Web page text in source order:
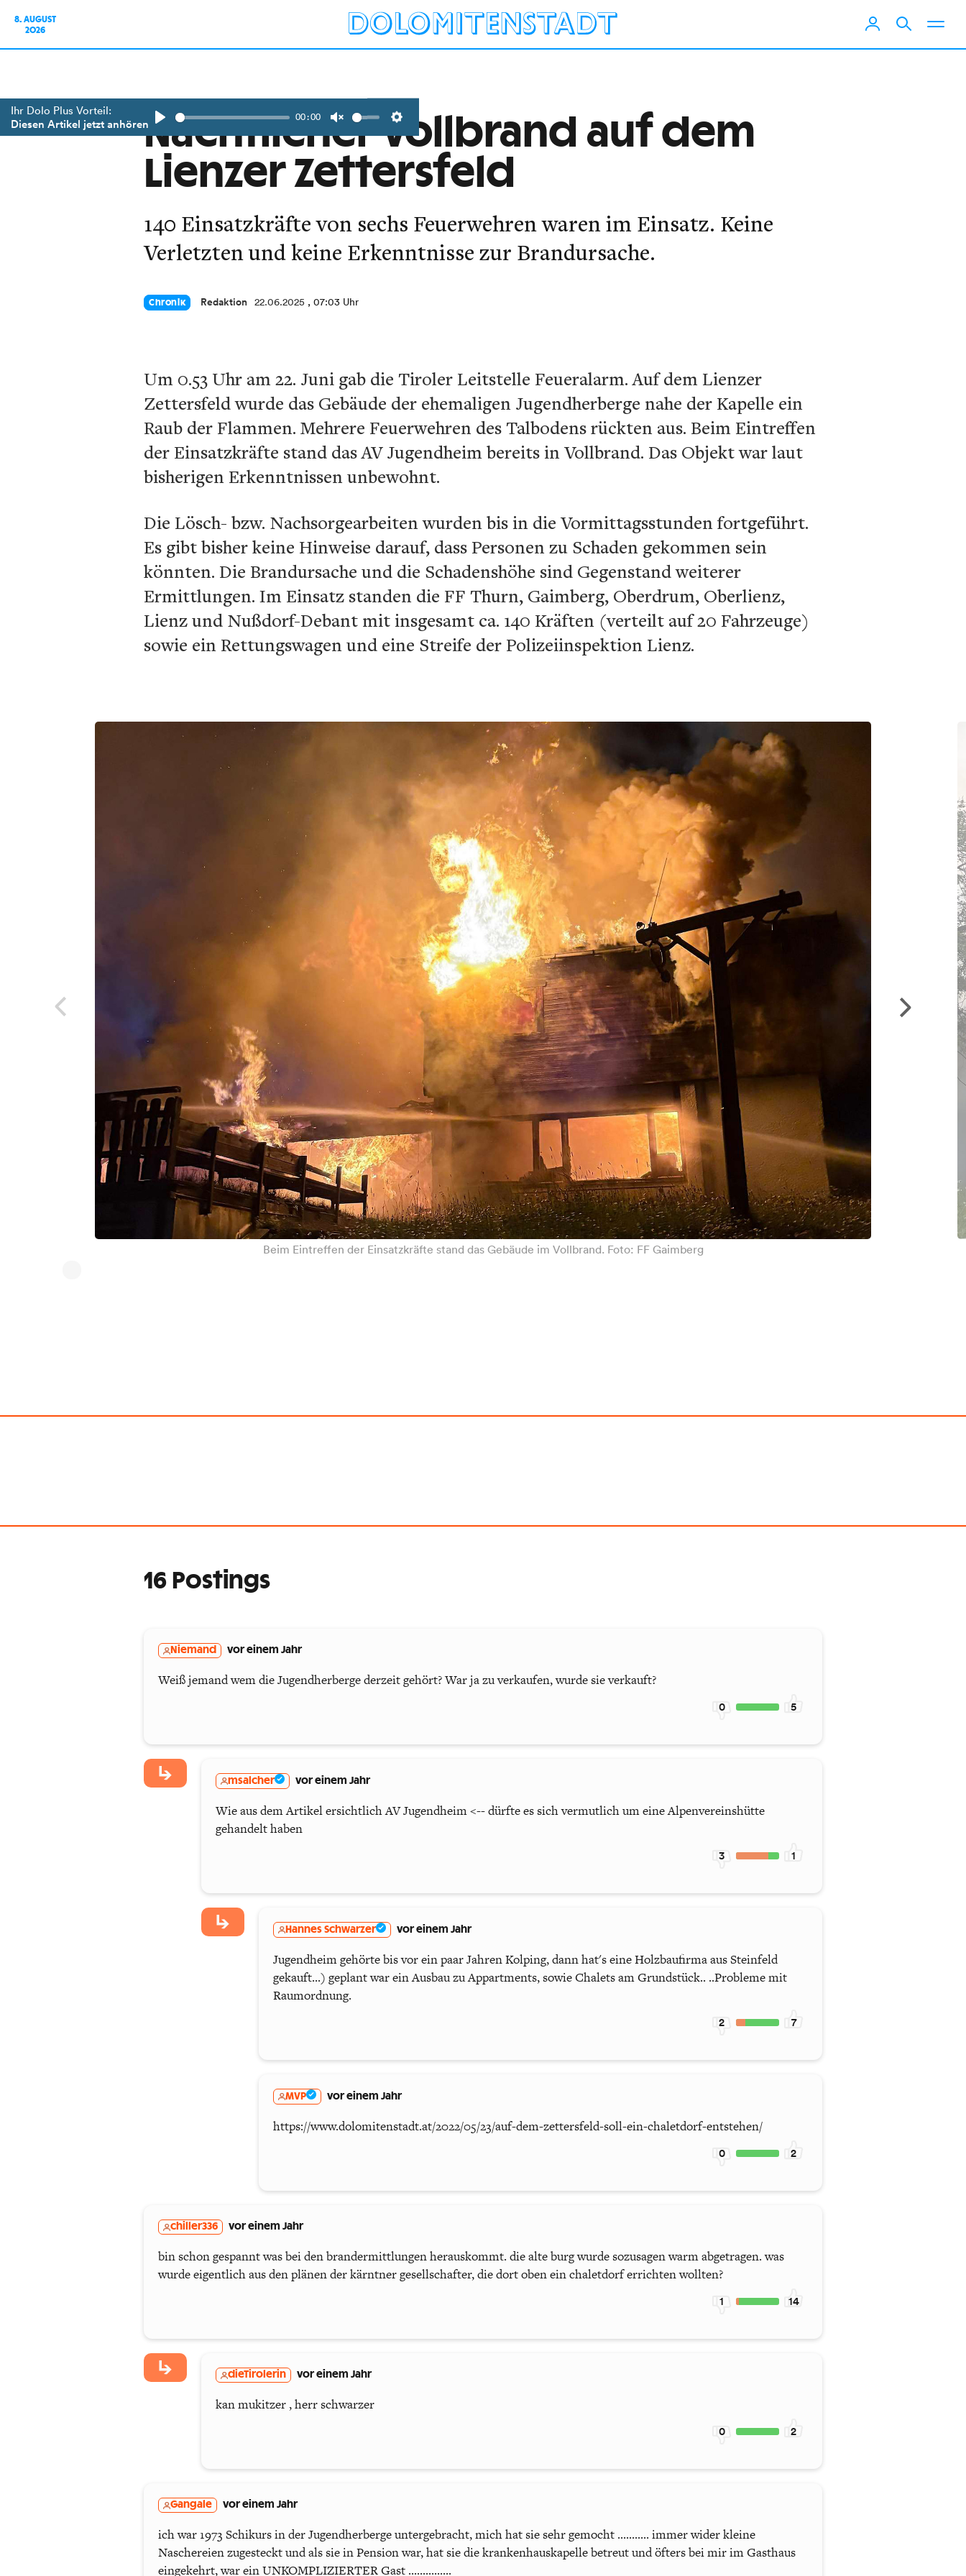
8. AUGUST
2026
Ihr Dolo Plus Vorteil:
Diesen Artikel jetzt anhören 00:00
Settings
Nächtlicher Vollbrand auf dem
Lienzer Zettersfeld
140 Einsatzkräfte von sechs Feuerwehren waren im Einsatz. Keine
Verletzten und keine Erkenntnisse zur Brandursache.
Chronik Redaktion 22.06.2025 , 07:03 Uhr
Um 0.53 Uhr am 22. Juni gab die Tiroler Leitstelle Feueralarm. Auf dem Lienzer
Zettersfeld wurde das Gebäude der ehemaligen Jugendherberge nahe der Kapelle ein
Raub der Flammen. Mehrere Feuerwehren des Talbodens rückten aus. Beim Eintreffen
der Einsatzkräfte stand das AV Jugendheim bereits in Vollbrand. Das Objekt war laut
bisherigen Erkenntnissen unbewohnt.
Die Lösch- bzw. Nachsorgearbeiten wurden bis in die Vormittagsstunden fortgeführt.
Es gibt bisher keine Hinweise darauf, dass Personen zu Schaden gekommen sein
könnten. Die Brandursache und die Schadenshöhe sind Gegenstand weiterer
Ermittlungen. Im Einsatz standen die FF Thurn, Gaimberg, Oberdrum, Oberlienz,
Lienz und Nußdorf-Debant mit insgesamt ca. 140 Kräften (verteilt auf 20 Fahrzeuge)
sowie ein Rettungswagen und eine Streife der Polizeiinspektion Lienz.
Beim Eintreffen der Einsatzkräfte stand das Gebäude im Vollbrand. Foto: FF Gaimberg
16 Postings
Niemand vor einem Jahr
Weiß jemand wem die Jugendherberge derzeit gehört? War ja zu verkaufen, wurde sie verkauft?
0 5
msalcher vor einem Jahr
Wie aus dem Artikel ersichtlich AV Jugendheim <-- dürfte es sich vermutlich um eine Alpenvereinshütte
gehandelt haben
3 1
Hannes Schwarzer vor einem Jahr
Jugendheim gehörte bis vor ein paar Jahren Kolping, dann hat's eine Holzbaufirma aus Steinfeld
gekauft...) geplant war ein Ausbau zu Appartments, sowie Chalets am Grundstück.. ..Probleme mit
Raumordnung.
2 7
MVP vor einem Jahr
https://www.dolomitenstadt.at/2022/05/23/auf-dem-zettersfeld-soll-ein-chaletdorf-entstehen/
0 2
chiller336 vor einem Jahr
bin schon gespannt was bei den brandermittlungen herauskommt. die alte burg wurde sozusagen warm abgetragen. was
wurde eigentlich aus den plänen der kärntner gesellschafter, die dort oben ein chaletdorf errichten wollten?
1 14
dieTirolerin vor einem Jahr
kan mukitzer , herr schwarzer
0 2
Gangale vor einem Jahr
ich war 1973 Schikurs in der Jugendherberge untergebracht, mich hat sie sehr gemocht ........... immer wider kleine
Naschereien zugesteckt und als sie in Pension war, hat sie die krankenhauskapelle betreut und öfters bei mir im Gasthaus
eingekehrt, war ein UNKOMPLIZIERTER Gast ...............